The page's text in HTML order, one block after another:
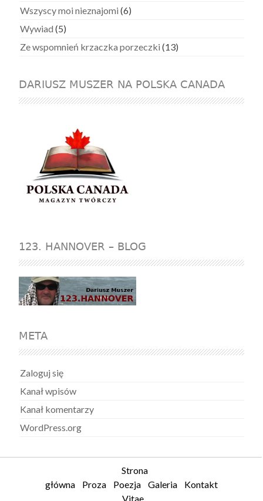
Wszyscy moi nieznajomi (6)
Wywiad (5)
Ze wspomnień krzaczka porzeczki (13)
DARIUSZ MUSZER NA POLSKA CANADA
123. HANNOVER – BLOG
META
Zaloguj się
Kanał wpisów
Kanał komentarzy
WordPress.org
Strona
główna
Proza Poezja Galeria
Kontakt
Vitae